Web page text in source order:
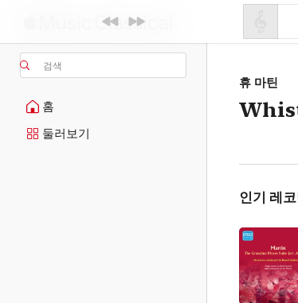
검색
홈
둘러보기
휴 마틴
인기 레